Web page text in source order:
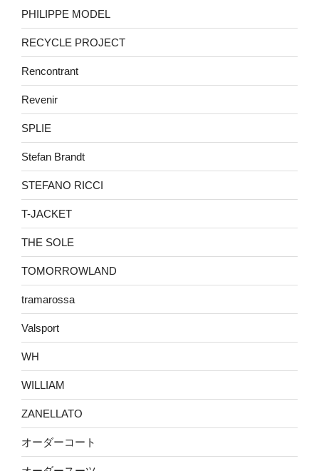
PHILIPPE MODEL
RECYCLE PROJECT
Rencontrant
Revenir
SPLIE
Stefan Brandt
STEFANO RICCI
T-JACKET
THE SOLE
TOMORROWLAND
tramarossa
Valsport
WH
WILLIAM
ZANELLATO
オーダーコート